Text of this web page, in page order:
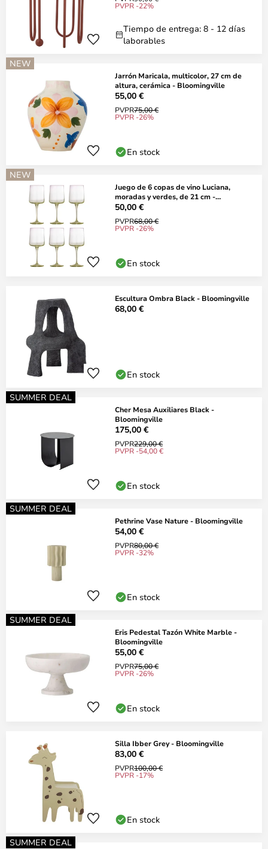
PVPR -22%
Tiempo de entrega: 8 - 12 días
laborables
NEW
Jarrón Maricala, multicolor, 27 cm de
altura, cerámica - Bloomingville
55,00 €
PVPR75,00 €
PVPR -26%
En stock
NEW
Juego de 6 copas de vino Luciana,
moradas y verdes, de 21 cm -
Bloomingville
50,00 €
PVPR68,00 €
PVPR -26%
En stock
Escultura Ombra Black - Bloomingville
68,00 €
En stock
SUMMER DEAL
Cher Mesa Auxiliares Black -
Bloomingville
175,00 €
PVPR229,00 €
PVPR -54,00 €
En stock
SUMMER DEAL
Pethrine Vase Nature - Bloomingville
54,00 €
PVPR80,00 €
PVPR -32%
En stock
SUMMER DEAL
Eris Pedestal Tazón White Marble -
Bloomingville
55,00 €
PVPR75,00 €
PVPR -26%
En stock
Silla Ibber Grey - Bloomingville
83,00 €
PVPR100,00 €
PVPR -17%
En stock
SUMMER DEAL